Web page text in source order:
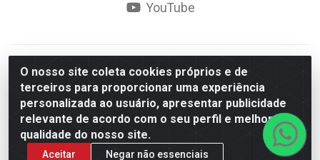
O nosso site coleta cookies próprios e de
terceiros para proporcionar uma experiência
personalizada ao usuário, apresentar publicidade
relevante de acordo com o seu perfil e melhorar a
qualidade do nosso site.
Aceitar Negar não essenciais
YouTube
© 2023 Rally Motos - todos os direitos reservados.
Razão Social: Rally motos distribuidora, importadora e
transportadora de peças LTDA - CNPJ 09.262.859/0001-43 -
Rua Vigário Calixto 2900 - Catolé, Campina Grande/PB